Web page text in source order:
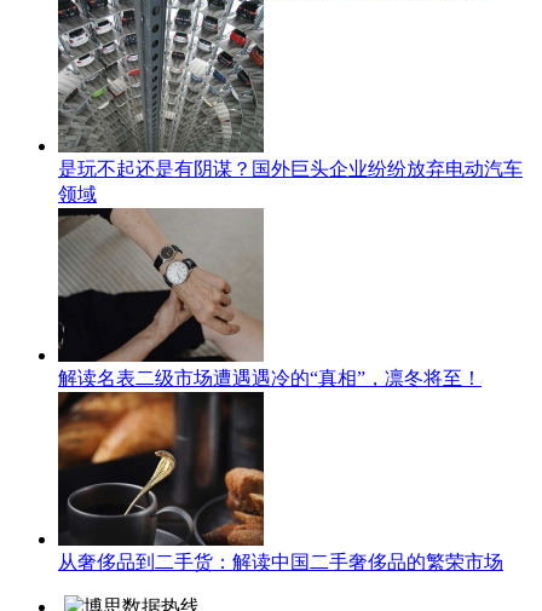
是玩不起还是有阴谋？国外巨头企业纷纷放弃电动汽车
领域
解读名表二级市场遭遇遇冷的“真相”，凛冬将至！
从奢侈品到二手货：解读中国二手奢侈品的繁荣市场